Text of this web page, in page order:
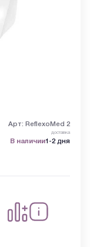
Арт: ReflexoMed 2
доставка
В наличии1-2 дня